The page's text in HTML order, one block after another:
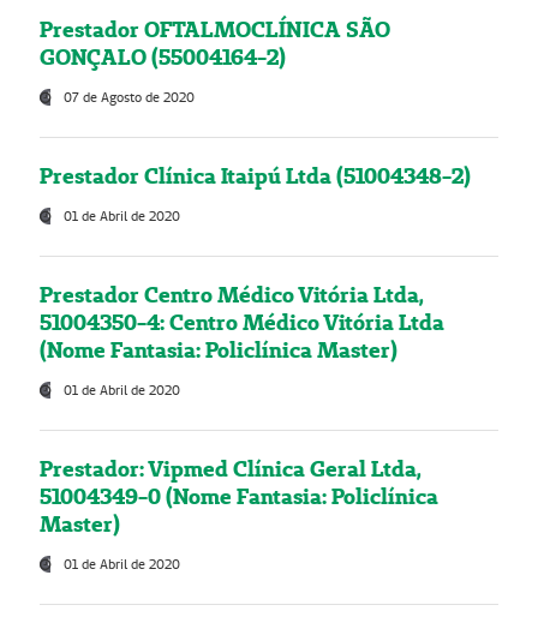
Prestador OFTALMOCLÍNICA SÃO
GONÇALO (55004164-2)
07 de Agosto de 2020
Prestador Clínica Itaipú Ltda (51004348-2)
01 de Abril de 2020
Prestador Centro Médico Vitória Ltda,
51004350-4: Centro Médico Vitória Ltda
(Nome Fantasia: Policlínica Master)
01 de Abril de 2020
Prestador: Vipmed Clínica Geral Ltda,
51004349-0 (Nome Fantasia: Policlínica
Master)
01 de Abril de 2020